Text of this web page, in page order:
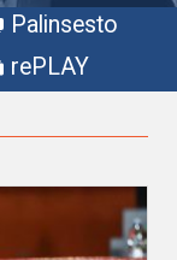
Palinsesto
rePLAY